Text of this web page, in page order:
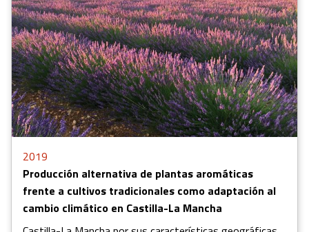
2019
Producción alternativa de plantas aromáticas
frente a cultivos tradicionales como adaptación al
cambio climático en Castilla-La Mancha